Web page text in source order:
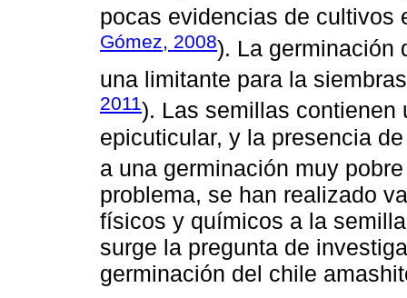
pocas evidencias de cultivos
Gómez, 2008). La germinación
una limitante para la
2011). Las semillas contienen
epicuticular, y la presencia
a una germinación muy
problema, se han realizado
físicos y químicos a la
surge la pregunta de
germinación del chile